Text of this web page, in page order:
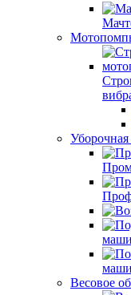
Уборочная
Весовое